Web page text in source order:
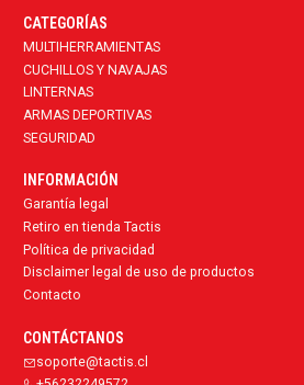
CATEGORÍAS
MULTIHERRAMIENTAS
CUCHILLOS Y NAVAJAS
LINTERNAS
ARMAS DEPORTIVAS
SEGURIDAD
INFORMACIÓN
Garantía legal
Retiro en tienda Tactis
Política de privacidad
Disclaimer legal de uso de productos
Contacto
CONTÁCTANOS
soporte@tactis.cl